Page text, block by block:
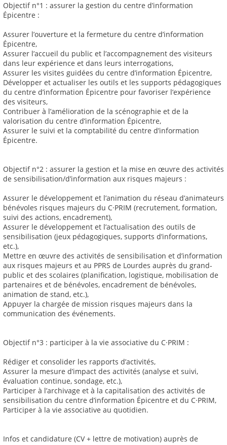
Objectif n°1 : assurer la gestion du centre d’information
Épicentre :
Assurer l’ouverture et la fermeture du centre d’information
Épicentre,
Assurer l’accueil du public et l’accompagnement des visiteurs
dans leur expérience et dans leurs interrogations,
Assurer les visites guidées du centre d’information Épicentre,
Développer et actualiser les outils et les supports pédagogiques
du centre d’information Épicentre pour favoriser l’expérience
des visiteurs,
Contribuer à l’amélioration de la scénographie et de la
valorisation du centre d’information Épicentre,
Assurer le suivi et la comptabilité du centre d’information
Épicentre.
Objectif n°2 : assurer la gestion et la mise en œuvre des activités
de sensibilisation/d’information aux risques majeurs :
Assurer le développement et l’animation du réseau d’animateurs
bénévoles risques majeurs du C·PRIM (recrutement, formation,
suivi des actions, encadrement),
Assurer le développement et l’actualisation des outils de
sensibilisation (jeux pédagogiques, supports d’informations,
etc.),
Mettre en œuvre des activités de sensibilisation et d’information
aux risques majeurs et au PPRS de Lourdes auprès du grand-
public et des scolaires (planification, logistique, mobilisation de
partenaires et de bénévoles, encadrement de bénévoles,
animation de stand, etc.),
Appuyer la chargée de mission risques majeurs dans la
communication des événements.
Objectif n°3 : participer à la vie associative du C·PRIM :
Rédiger et consolider les rapports d’activités,
Assurer la mesure d’impact des activités (analyse et suivi,
évaluation continue, sondage, etc.),
Participer à l’archivage et à la capitalisation des activités de
sensibilisation du centre d’information Épicentre et du C·PRIM,
Participer à la vie associative au quotidien.
Infos et candidature (CV + lettre de motivation) auprès de